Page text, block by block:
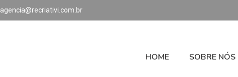
agencia@recriativi.com.br
HOME SOBRE NÓS